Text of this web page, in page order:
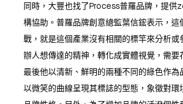
同時，大豐也找了Process普羅品牌，提供
構協助。普羅品牌創意總監葉信鋐表示，這
戰，就是這個產業沒有相關的標竿來分析或
辦人想傳達的精神，轉化成實體視覺，需要
最後他以清新、鮮明的兩種不同的綠色作為
以微笑的曲線呈現其標誌的型態，象徵對環